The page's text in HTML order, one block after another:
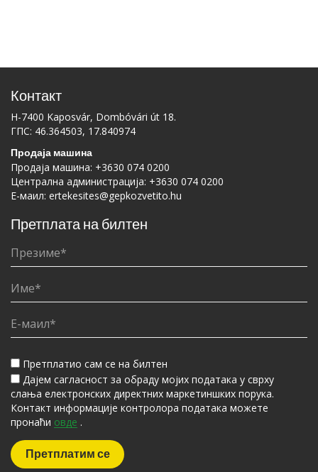
Контакт
H-7400 Kaposvár, Dombóvári út 18.
ГПС: 46.364503, 17.840974
Продаја машина
Продаја машина: +3630 074 0200
Централна администрација: +3630 074 0200
Е-маил: ertekesites@gepkozvetito.hu
Претплата на билтен
Претплатио сам се на билтен
Дајем сагласност за обраду мојих података у сврху
слања електронских директних маркетиншких порука.
Контакт информације контролора података можете
пронаћи овде .